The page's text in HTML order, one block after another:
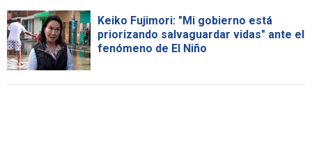
Keiko Fujimori: "Mi gobierno está
priorizando salvaguardar vidas" ante el
fenómeno de El Niño